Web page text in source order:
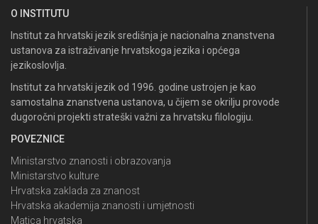
O INSTITUTU
Institut za hrvatski jezik središnja je nacionalna znanstvena
ustanova za istraživanje hrvatskoga jezika i općega
jezikoslovlja.
Institut za hrvatski jezik od 1996. godine ustrojen je kao
samostalna znanstvena ustanova, u čijem se okrilju provode
dugoročni projekti strateški važni za hrvatsku filologiju.
POVEZNICE
Ministarstvo znanosti i obrazovanja
Ministarstvo kulture
Hrvatska zaklada za znanost
Hrvatska akademija znanosti i umjetnosti
Matica hrvatska